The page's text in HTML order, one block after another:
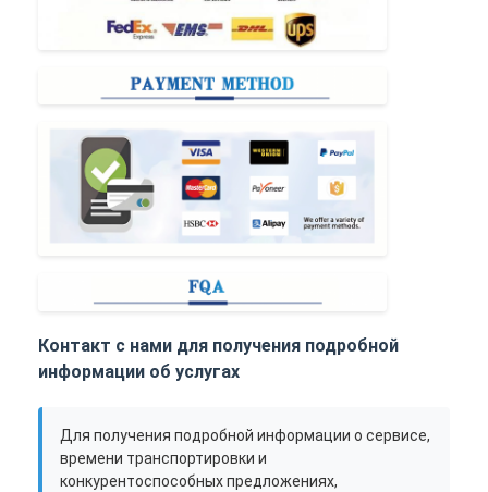
Контакт с нами для получения подробной
информации об услугах
Для получения подробной информации о сервисе,
времени транспортировки и
конкурентоспособных предложениях,